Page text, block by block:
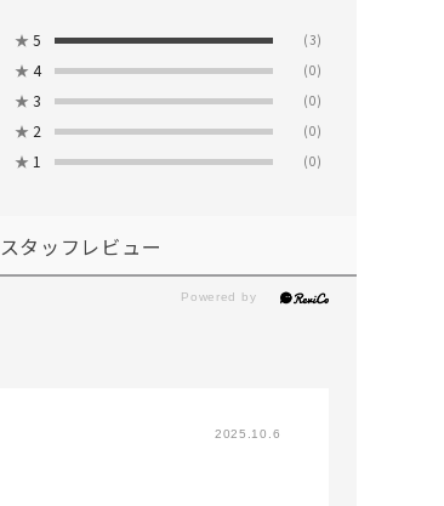
★ 5 (3)
★ 4 (0)
★ 3 (0)
★ 2 (0)
★ 1 (0)
スタッフレビュー
2025.10.6